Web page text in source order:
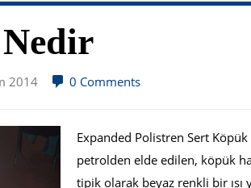
2014 0 Comments
Expanded Polistren Sert Köpük
petrolden elde edilen, köpük
tipik olarak beyaz renkli bir ısı